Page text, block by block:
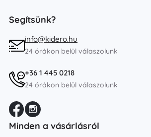
Segítsünk?
info@kidero.hu
24 órákon belül válaszolunk
+36 1 445 0218
24 órákon belül válaszolunk
Minden a vásárlásról